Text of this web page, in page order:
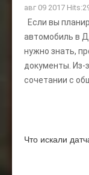
авг 09 2017
Если вы
автомобиль в
нужно знать,
документы. Из-
сочетании с
Что искали